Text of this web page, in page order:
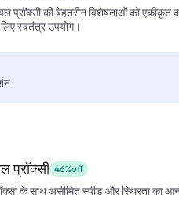
प्रॉक्सी की बेहतरीन विशेषताओं को एकीकृत
स्वतंत्र उपयोग।
प्रॉक्सी 46%off
के साथ असीमित स्पीड और स्थिरता